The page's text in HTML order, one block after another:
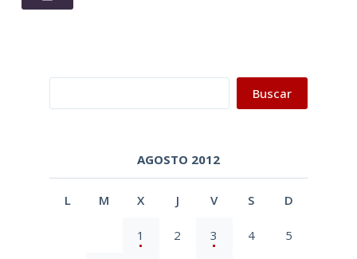
Buscar
AGOSTO 2012
L M X J V S D
1 2 3 4 5